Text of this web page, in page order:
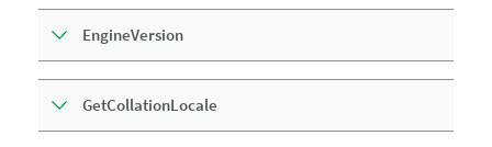
EngineVersion
GetCollationLocale